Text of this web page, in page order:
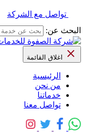
تواصل مع الشركة
البحث عن:
اغلاق القائمة
الرئيسية
من نحن
خدماتنا
تواصل معنا